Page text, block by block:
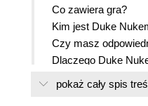
Co zawiera gra?
Kim jest Duke
Czy masz
Dlaczego Duke
Co znajdziesz w tej
pokaż cały spis